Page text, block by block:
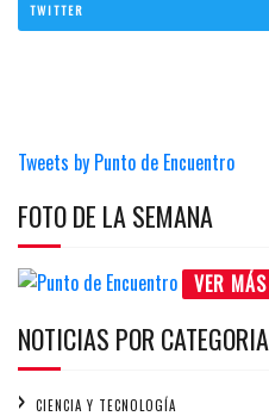
TWITTER
Tweets by Punto de Encuentro
FOTO DE LA SEMANA
VER MÁS
NOTICIAS POR CATEGORIA
CIENCIA Y TECNOLOGÍA